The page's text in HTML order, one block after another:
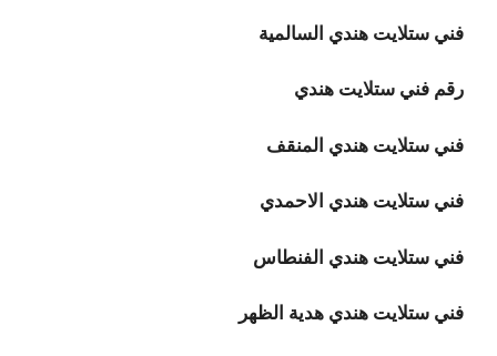
فني ستلايت هندي السالمية
رقم فني ستلايت هندي
فني ستلايت هندي المنقف
فني ستلايت هندي الاحمدي
فني ستلايت هندي الفنطاس
فني ستلايت هندي هدية الظهر